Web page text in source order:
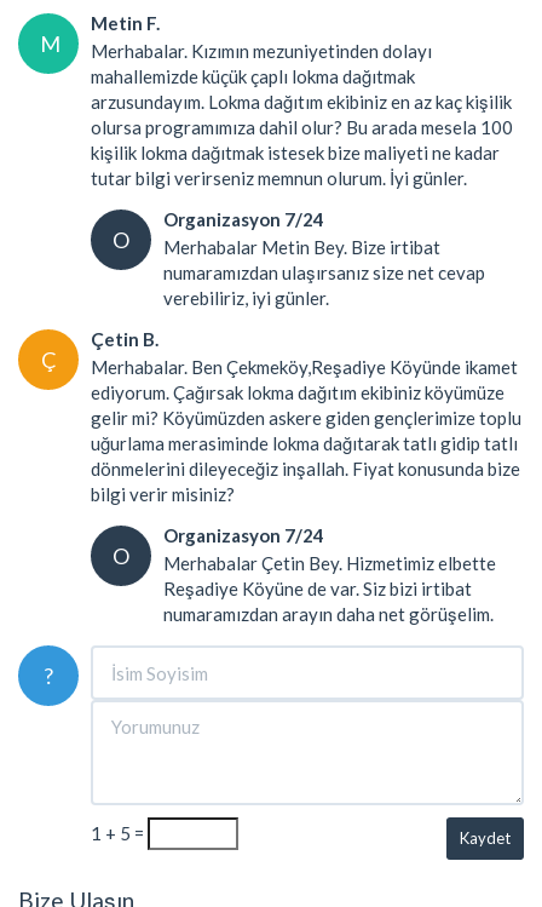
M
Metin F.
Merhabalar. Kızımın mezuniyetinden dolayı
mahallemizde küçük çaplı lokma dağıtmak
arzusundayım. Lokma dağıtım ekibiniz en az kaç kişilik
olursa programımıza dahil olur? Bu arada mesela 100
kişilik lokma dağıtmak istesek bize maliyeti ne kadar
tutar bilgi verirseniz memnun olurum. İyi günler.
O
Organizasyon 7/24
Merhabalar Metin Bey. Bize irtibat
numaramızdan ulaşırsanız size net cevap
verebiliriz, iyi günler.
Ç
Çetin B.
Merhabalar. Ben Çekmeköy,Reşadiye Köyünde ikamet
ediyorum. Çağırsak lokma dağıtım ekibiniz köyümüze
gelir mi? Köyümüzden askere giden gençlerimize toplu
uğurlama merasiminde lokma dağıtarak tatlı gidip tatlı
dönmelerini dileyeceğiz inşallah. Fiyat konusunda bize
bilgi verir misiniz?
O
Organizasyon 7/24
Merhabalar Çetin Bey. Hizmetimiz elbette
Reşadiye Köyüne de var. Siz bizi irtibat
numaramızdan arayın daha net görüşelim.
?
1 + 5 = Kaydet
Bize Ulaşın